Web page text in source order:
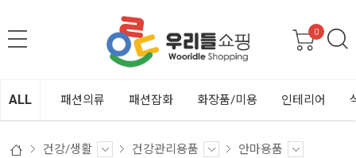
0
ALL 패션의류 패션잡화 화장품/미용 인테리어
건강/생활 건강관리용품
안마용품